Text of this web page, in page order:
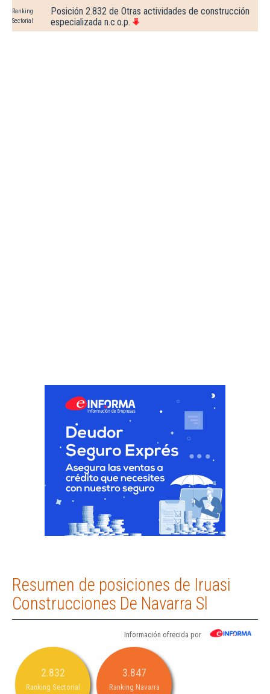
Ranking
Sectorial
Posición 2.832 de Otras actividades de construcción
especializada n.c.o.p.
Resumen de posiciones de Iruasi
Construcciones De Navarra Sl
Información ofrecida por
2.832
Ranking Sectorial
3.847
Ranking Navarra